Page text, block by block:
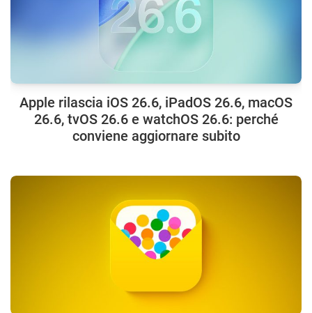
Apple rilascia iOS 26.6, iPadOS 26.6, macOS
26.6, tvOS 26.6 e watchOS 26.6: perché
conviene aggiornare subito